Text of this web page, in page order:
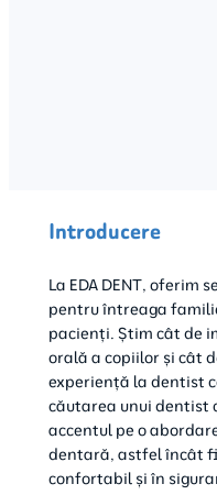
Introducere
La EDA DENT, oferim
pentru întreaga
pacienți. Știm cât de
orală a copiilor și cât
experiență la dentist
căutarea unui dentist
accentul pe o
dentară, astfel încât
confortabil și în